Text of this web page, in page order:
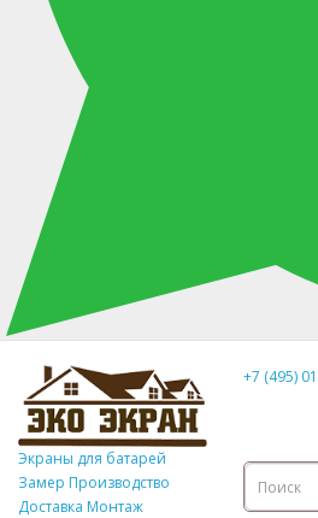
Экраны для батарей
Замер Производство
Доставка Монтаж
+7 (495)